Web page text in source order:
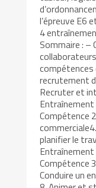
l’épreuve E6
4
Sommaire : –
compétences
recrutement
Recruter et
Entraînement
Compétence
planifier le
Entraînement
Compétence
Conduire un